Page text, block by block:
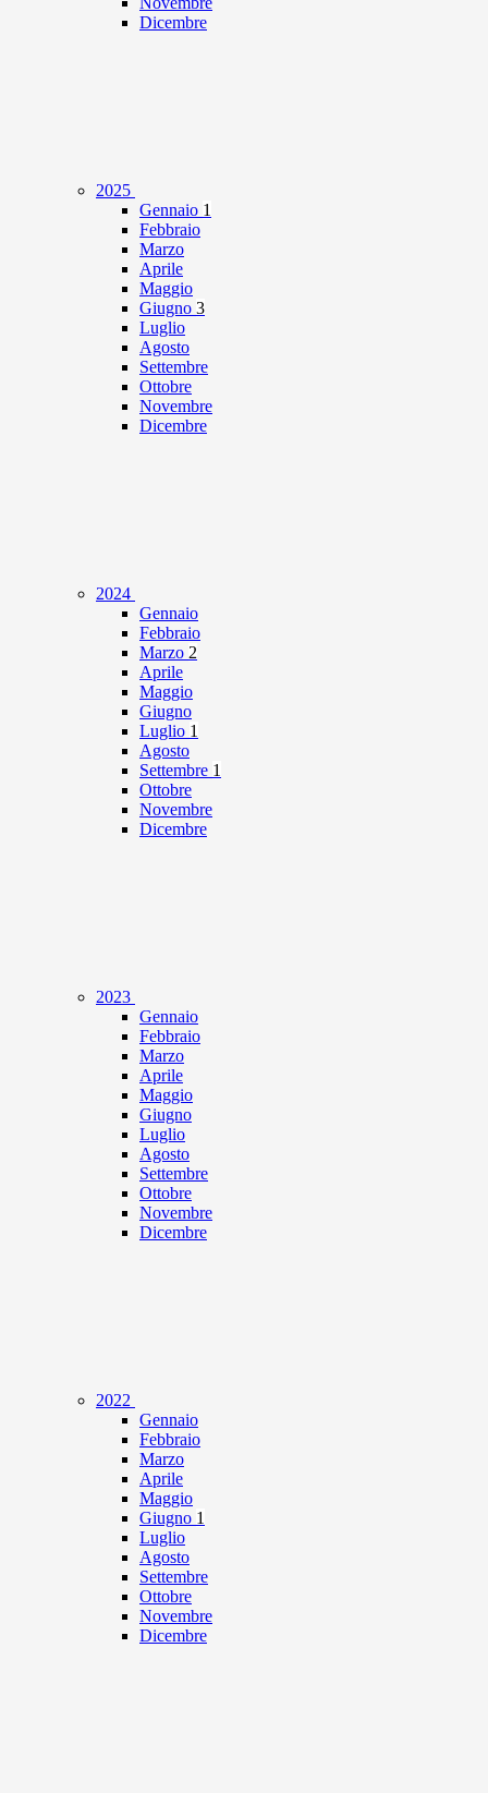
Dicembre
2025
Gennaio 1
Febbraio
Marzo
Aprile
Maggio
Giugno 3
Luglio
Agosto
Settembre
Ottobre
Novembre
Dicembre
2024
Gennaio
Febbraio
Marzo 2
Aprile
Maggio
Giugno
Luglio 1
Agosto
Settembre 1
Ottobre
Novembre
Dicembre
2023
Gennaio
Febbraio
Marzo
Aprile
Maggio
Giugno
Luglio
Agosto
Settembre
Ottobre
Novembre
Dicembre
2022
Gennaio
Febbraio
Marzo
Aprile
Maggio
Giugno 1
Luglio
Agosto
Settembre
Ottobre
Novembre
Dicembre